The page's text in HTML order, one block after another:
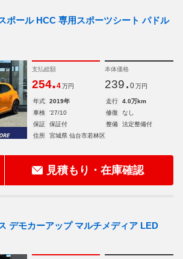
ポール HCC 専用スポーツシート パドル
支払総額
254.4 万円
本体価格
239. 0 万円
年式 2019年 走行
4.0万km
車検
'27/10 修復
なし
保証
保証付 整備
法定整備付
住所
宮城県 仙台市若林区
見積もり・在庫確認
デモカーアップ マルチメディア LED